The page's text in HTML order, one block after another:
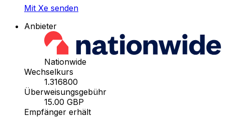
Mit Xe senden
Anbieter
Nationwide
Wechselkurs
1.316800
Überweisungsgebühr
15.00 GBP
Empfänger erhält